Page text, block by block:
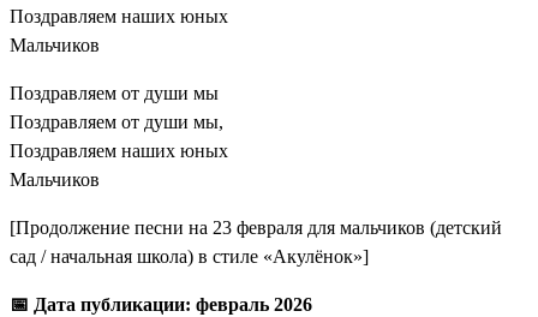
Поздравляем наших юных
Мальчиков
Поздравляем от души мы
Поздравляем от души мы,
Поздравляем наших юных
Мальчиков
[Продолжение песни на 23 февраля для мальчиков (детский
сад / начальная школа) в стиле «Акулёнок»]
📅 Дата публикации: февраль 2026